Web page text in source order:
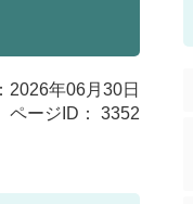
2026年06月30日
ページID：
3352